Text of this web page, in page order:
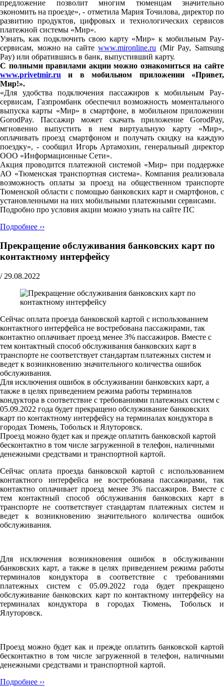
предложение позволит многим тюменцам значительно
экономить на проезде», - отметила Мария Точилова, директор по
развитию продуктов, цифровых и технологических сервисов
платежной системы «Мир».
Узнать, как подключить свою карту «Мир» к мобильным Pay-
сервисам, можно на сайтеwww.mironline.ru (Mir Pay, Samsung
Pay) или обратившись в банк, выпустивший карту.
С полными правилами акции можно ознакомиться на сайте
www.privetmir.ru и в мобильном приложении «Привет,
Мир!».
«Для удобства подключения пассажиров к мобильным Pay-
сервисам, Газпромбанк обеспечил возможность моментального
выпуска карты «Мир» в смартфоне, в мобильном приложении
GorodPay. Пассажир может скачать приложение GorodPay,
мгновенно выпустить в нем виртуальную карту «Мир»,
оплачивать проезд смартфоном и получать скидку на каждую
поездку», - сообщил Игорь Артамохин, генеральный директор
ООО «Информационные Сети».
Акция проводится платежной системой «Мир» при поддержке
АО «Тюменская транспортная система». Компания реализовала
возможность оплаты за проезд на общественном транспорте
Тюменской области с помощью банковских карт и смартфонов, с
установленными на них мобильными платежными сервисами.
Подробно про условия акции можно узнать на сайте ПС
Подробнее ››
Прекращение обслуживания банковских карт по
контактному интерфейсу
/ 29.08.2022
Сейчас оплата проезда банковской картой с использованием
контактного интерфейса не востребована пассажирами, так
контактно оплачивает проезд менее 3% пассажиров. Вместе с
тем контактный способ обслуживания банковских карт в
транспорте не соответствует стандартам платежных систем и
ведет к возникновению значительного количества ошибок
обслуживания.
Для исключения ошибок в обслуживании банковских карт, а
также в целях приведением режима работы терминалов
кондуктора в соответствие с требованиями платежных систем с
05.09.2022 года будет прекращено обслуживание банковских
карт по контактному интерфейсу на терминалах кондуктора в
городах Тюмень, Тобольск и Ялуторовск.
Проезд можно будет как и прежде оплатить банковской картой
бесконтактно в том числе загруженной в телефон, наличными
денежными средствами и транспортной картой.
Сейчас оплата проезда банковской картой с использованием
контактного интерфейса не востребована пассажирами, так
контактно оплачивает проезд менее 3% пассажиров. Вместе с
тем контактный способ обслуживания банковских карт в
транспорте не соответствует стандартам платежных систем и
ведет к возникновению значительного количества ошибок
обслуживания.
Для исключения возникновения ошибок в обслуживании
банковских карт, а также в целях приведением режима работы
терминалов кондуктора в соответствие с требованиями
платежных систем с 05.09.2022 года будет прекращено
обслуживание банковских карт по контактному интерфейсу на
терминалах кондуктора в городах Тюмень, Тобольск и
Ялуторовск.
Проезд можно будет как и прежде оплатить банковской картой
бесконтактно в том числе загруженной в телефон, наличными
денежными средствами и транспортной картой.
Подробнее ››